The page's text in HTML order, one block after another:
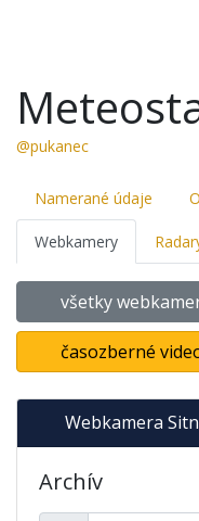
@pukanec
Namerané údaje
Webkamery
všetky
časozberné
Webkamera
Archív